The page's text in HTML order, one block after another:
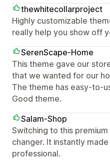
thewhitecollarproject
Highly customizable
really help you show off
SerenScape-Home
This theme gave our
that we wanted for our
The theme has easy-to-
Good theme.
Salam-Shop
Switching to this
changer. It instantly
professional.